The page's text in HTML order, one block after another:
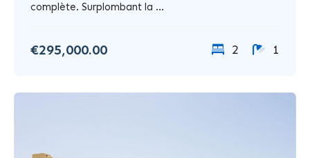
complète. Surplombant la ...
€295,000.00 2 1